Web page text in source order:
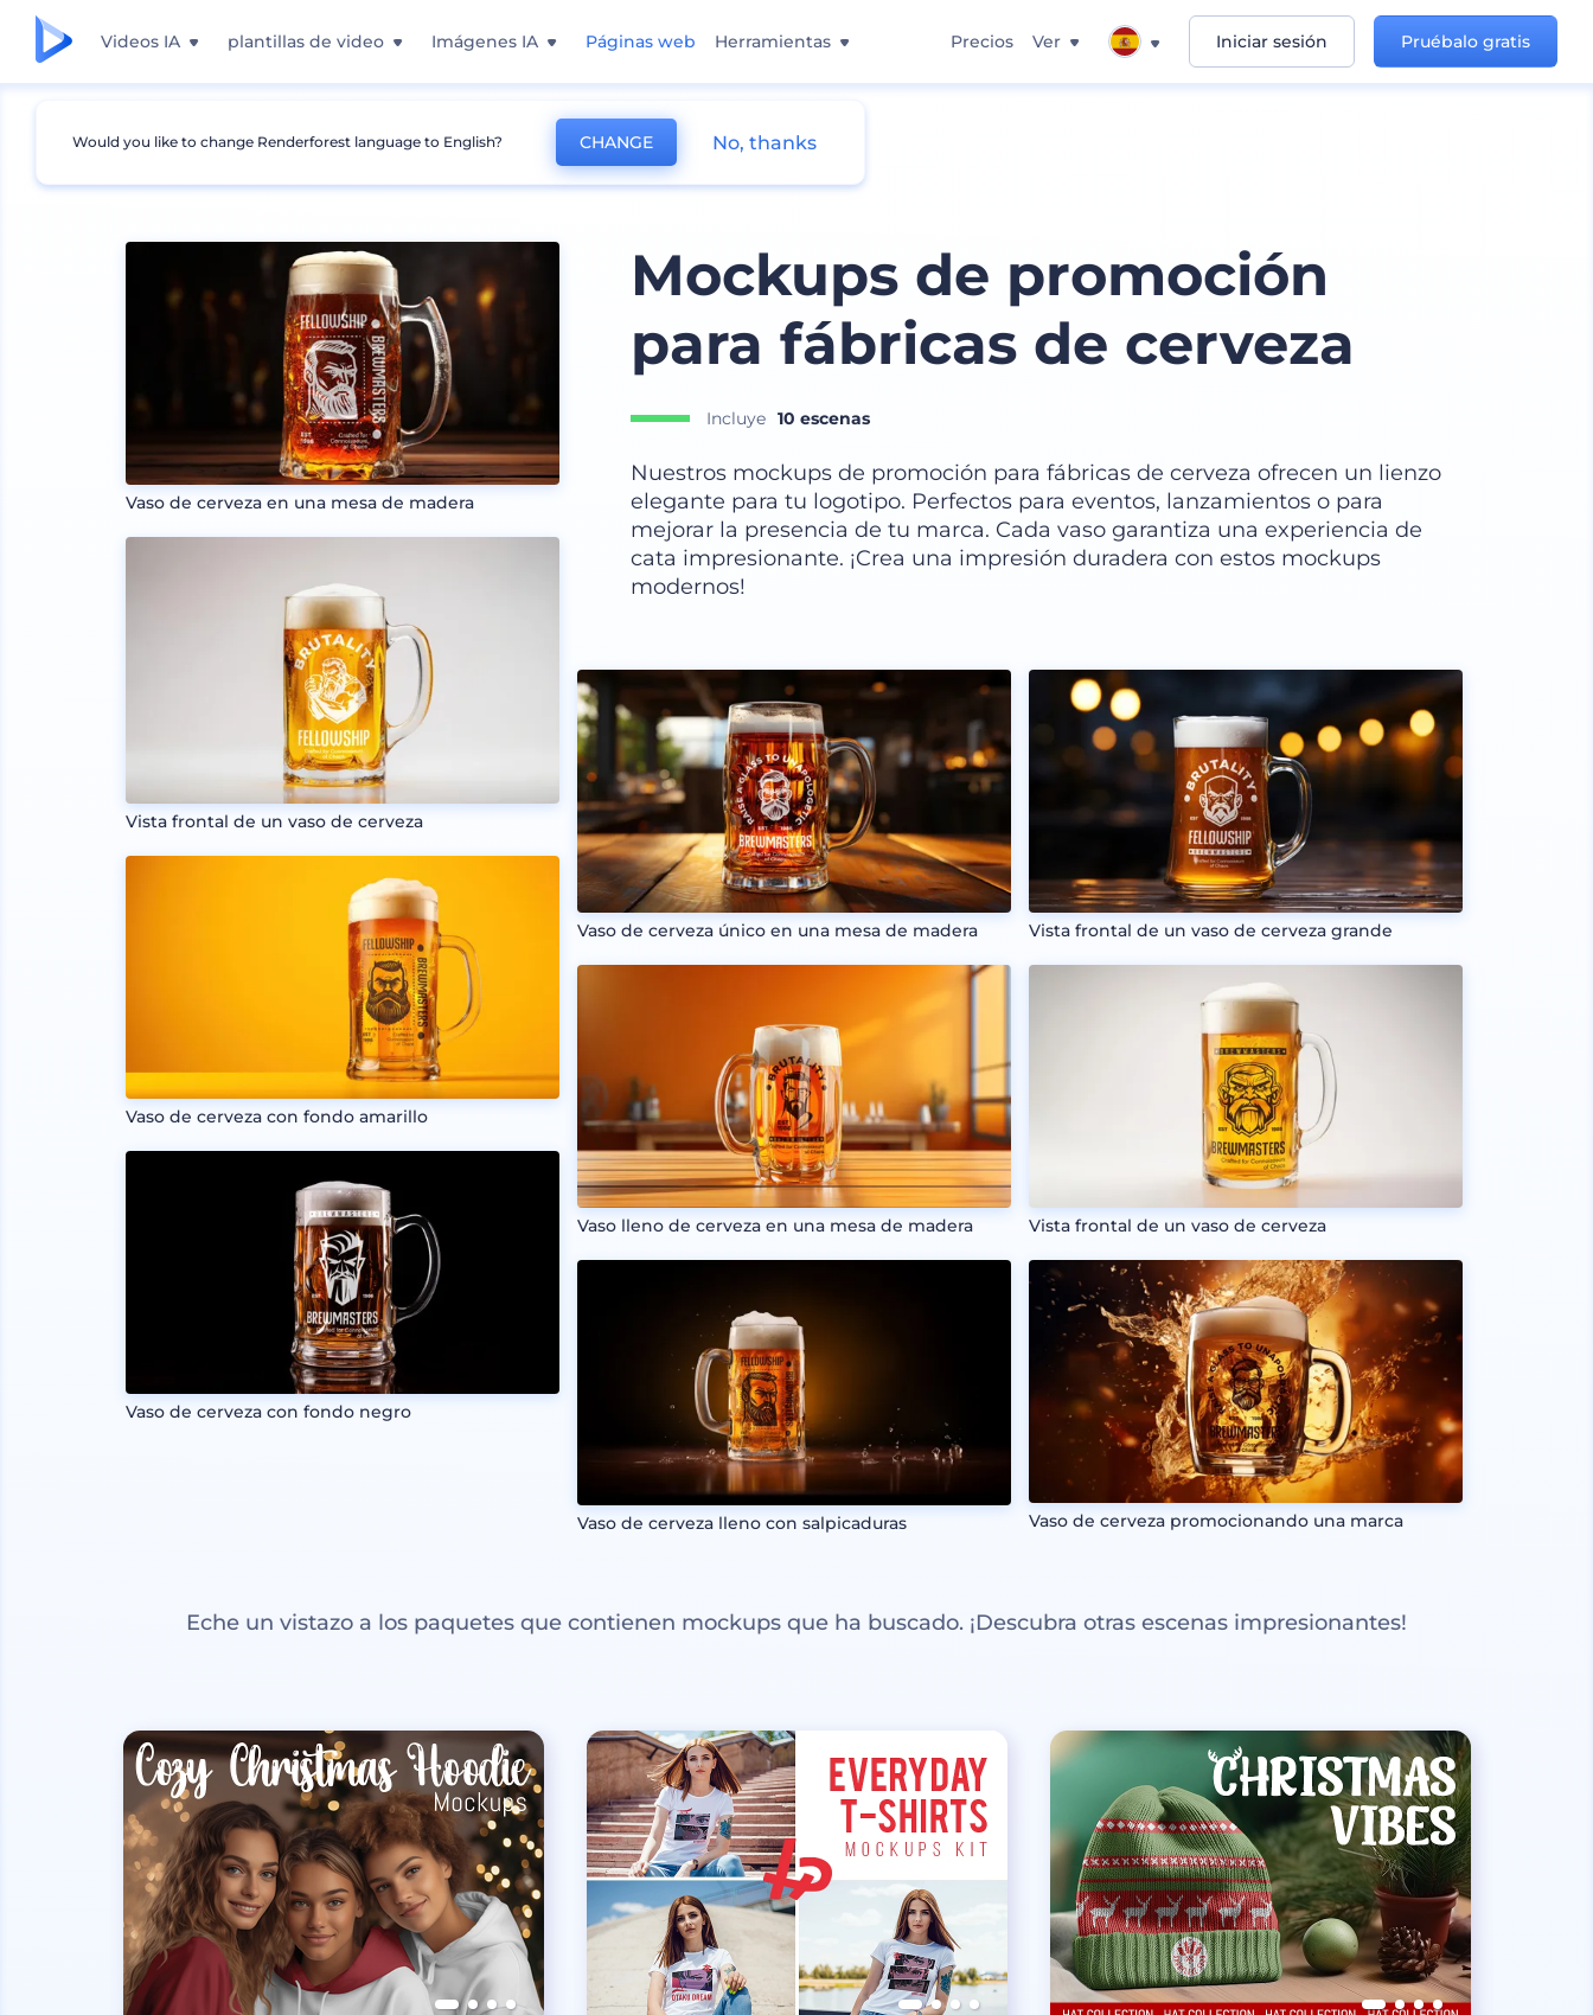
Videos IA plantillas de video Imágenes IA Páginas web Herramientas Precios Ver Iniciar sesión Pruébalo gratis
Mockups Productos Mockup de Vidrio
Vaso de cerveza en una mesa de madera
Vista frontal de un vaso de cerveza
Vaso de cerveza con fondo amarillo
Vaso de cerveza con fondo negro
Mockups de promoción
para fábricas de cerveza
Incluye 10 escenas
Nuestros mockups de promoción para fábricas de cerveza ofrecen un lienzo
elegante para tu logotipo. Perfectos para eventos, lanzamientos o para
mejorar la presencia de tu marca. Cada vaso garantiza una experiencia de
cata impresionante. ¡Crea una impresión duradera con estos mockups
modernos!
Vaso de cerveza único en una mesa de madera
Vaso lleno de cerveza en una mesa de madera
Vaso de cerveza lleno con salpicaduras
Vista frontal de un vaso de cerveza grande
Vista frontal de un vaso de cerveza
Vaso de cerveza promocionando una marca
Eche un vistazo a los paquetes que contienen mockups que ha buscado. ¡Descubra otras escenas impresionantes!
Would you like to change Renderforest language to English? CHANGE No, thanks